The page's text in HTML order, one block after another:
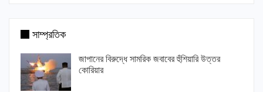
সাম্প্রতিক
জাপানের বিরুদ্ধে সামরিক জবাবের হুঁশিয়ারি উত্তর
কোরিয়ার